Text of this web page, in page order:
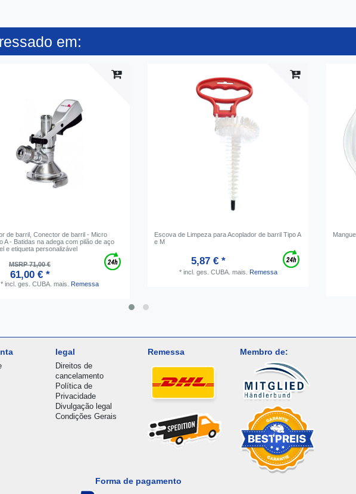
em:
de barril, Conector de barril - Micro
A - Batidas na adega com pilão de aço
e etiqueta personalizável
MSRP 71,00 €
61,00 € *
* incl. ges. CUBA. mais. Remessa
Escova de Limpeza para Acoplador de barril Tipo A
e M
5,87 € *
* incl. ges. CUBA. mais. Remessa
legal
Direitos de
cancelamento
Política de
Privacidade
Divulgação legal
Condições Gerais
Remessa Membro de:
Forma de pagamento